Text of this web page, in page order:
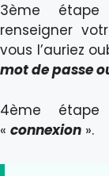
3ème
renseigner
vous l’auriez
mot de passe
4ème
« connexion ».